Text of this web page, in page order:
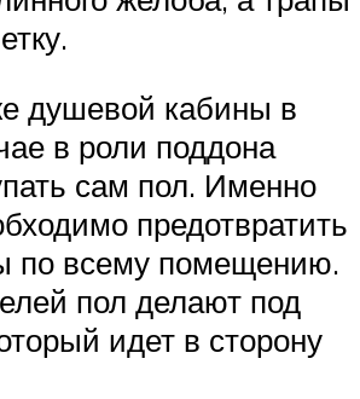
душевой кабины в
в роли поддона
сам пол. Именно
предотвратить
по всему помещению.
пол делают под
идет в сторону